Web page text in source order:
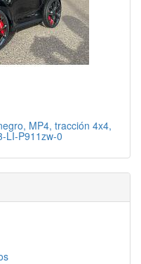
MP4, tracción 4x4,
LI-P911zw-0